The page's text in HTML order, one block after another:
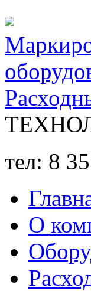
тел: 8
О